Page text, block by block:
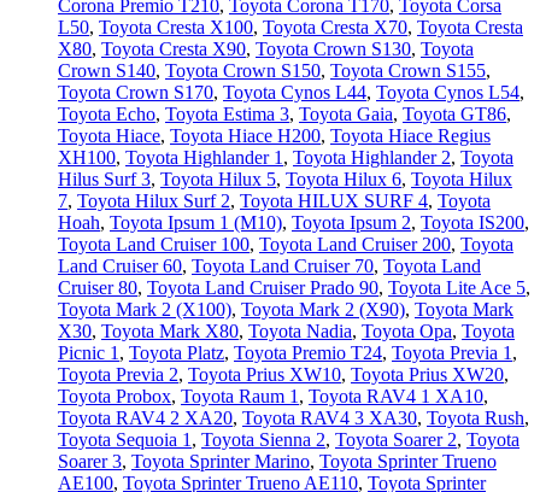
Corona Premio T210, Toyota Corona T170, Toyota Corsa
L50, Toyota Cresta X100, Toyota Cresta X70, Toyota Cresta
X80, Toyota Cresta X90, Toyota Crown S130, Toyota
Crown S140, Toyota Crown S150, Toyota Crown S155,
Toyota Crown S170, Toyota Cynos L44, Toyota Cynos L54,
Toyota Echo, Toyota Estima 3, Toyota Gaia, Toyota GT86,
Toyota Hiace, Toyota Hiace H200, Toyota Hiace Regius
XH100, Toyota Highlander 1 , Toyota Highlander 2, Toyota
Hilus Surf 3, Toyota Hilux 5, Toyota Hilux 6, Toyota Hilux
7, Toyota Hilux Surf 2, Toyota HILUX SURF 4, Toyota
Hoah, Toyota Ipsum 1 (М10), Toyota Ipsum 2, Toyota IS200,
Toyota Land Cruiser 100, Toyota Land Cruiser 200, Toyota
Land Cruiser 60, Toyota Land Cruiser 70, Toyota Land
Cruiser 80, Toyota Land Cruiser Prado 90, Toyota Lite Ace 5,
Toyota Mark 2 (Х100), Toyota Mark 2 (Х90), Toyota Mark
X30, Toyota Mark X80, Toyota Nadia, Toyota Opa, Toyota
Picnic 1 , Toyota Platz, Toyota Premio T24, Toyota Previa 1 ,
Toyota Previa 2, Toyota Prius XW10, Toyota Prius XW20,
Toyota Probox, Toyota Raum 1 , Toyota RAV4 1 XA10,
Toyota RAV4 2 XA20, Toyota RAV4 3 XA30, Toyota Rush,
Toyota Sequoia 1 , Toyota Sienna 2, Toyota Soarer 2, Toyota
Soarer 3, Toyota Sprinter Marino, Toyota Sprinter Trueno
AE100, Toyota Sprinter Trueno AE110, Toyota Sprinter